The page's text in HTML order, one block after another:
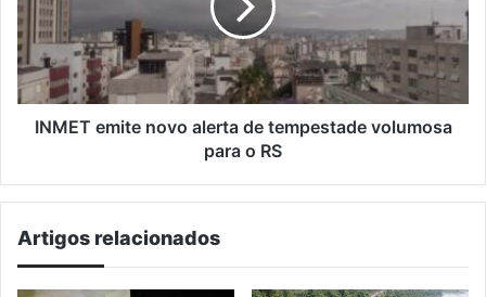
de
tempestade
volumosa
para
o
INMET emite novo alerta de tempestade volumosa
para o RS
Artigos relacionados